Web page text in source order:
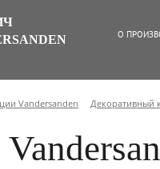
О
Vandersanden Декоративный